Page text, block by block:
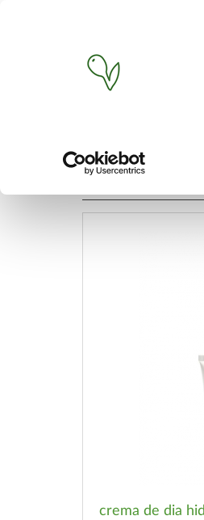
BUSCAR
LÍNEA:
crema de dia